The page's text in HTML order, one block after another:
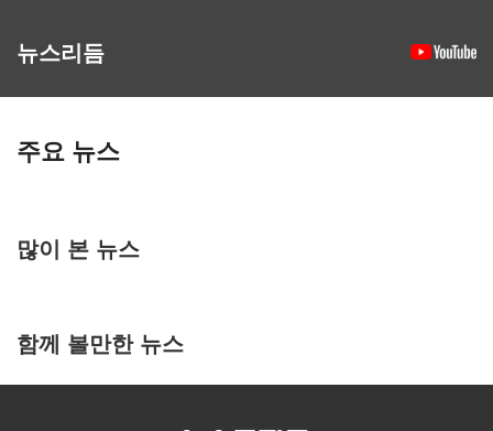
뉴스리듬
주요 뉴스
많이 본 뉴스
함께 볼만한 뉴스